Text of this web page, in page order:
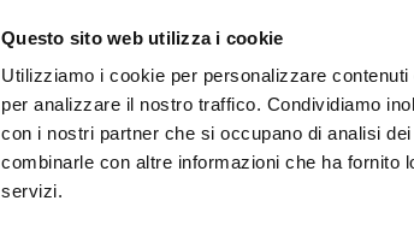
Questo sito web utilizza i cookie
Utilizziamo i cookie per personalizzare
per analizzare il nostro traffico. Condividiamo
con i nostri partner che si occupano di analisi
combinarle con altre informazioni che ha fornito
servizi.
12 JUN